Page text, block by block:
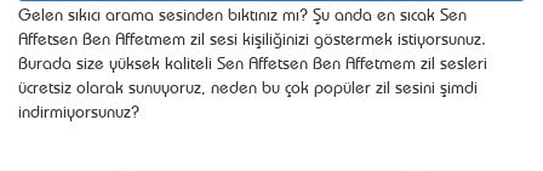
Gelen sıkıcı arama sesinden bıktınız mı? Şu anda en sıcak Sen
Affetsen Ben Affetmem zil sesi kişiliğinizi göstermek istiyorsunuz.
Burada size yüksek kaliteli Sen Affetsen Ben Affetmem zil sesleri
ücretsiz olarak sunuyoruz, neden bu çok popüler zil sesini şimdi
indirmiyorsunuz?